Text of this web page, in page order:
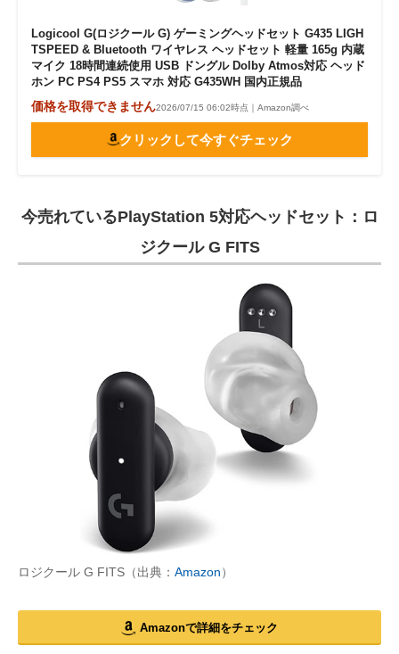
Logicool G(ロジクール G) ゲーミングヘッドセット G435 LIGH
TSPEED & Bluetooth ワイヤレス ヘッドセット 軽量 165g 内蔵
マイク 18時間連続使用 USB ドングル Dolby Atmos対応 ヘッド
ホン PC PS4 PS5 スマホ 対応 G435WH 国内正規品
価格を取得できません2026/07/15 06:02時点｜Amazon調べ
クリックして今すぐチェック
今売れているPlayStation 5対応ヘッドセット：ロ
ジクール G FITS
ロジクール G FITS（出典： Amazon）
Amazonで詳細をチェック